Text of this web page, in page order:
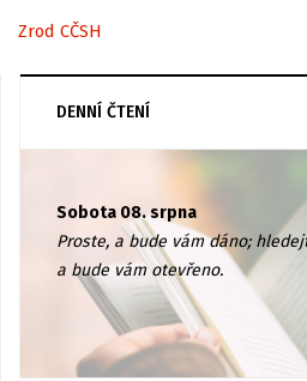
Zrod CČSH
DENNÍ ČTENÍ
Sobota 08. srpna
Proste, a bude vám dáno;
a bude vám otevřeno.